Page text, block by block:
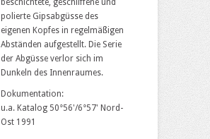
polierte Gipsabgüsse des
eigenen Kopfes in regelmäßigen
Abständen aufgestellt. Die Serie
der Abgüsse verlor sich im
Dunkeln des Innenraumes.
Dokumentation:
u.a. Katalog 50°56'/6°57' Nord-
Ost 1991